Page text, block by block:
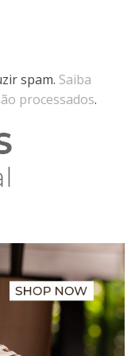
spam. Saiba
processados.